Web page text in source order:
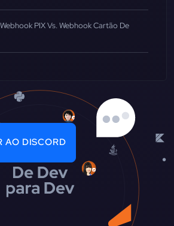
PIX Vs. Webhook Cartão De
AO DISCORD